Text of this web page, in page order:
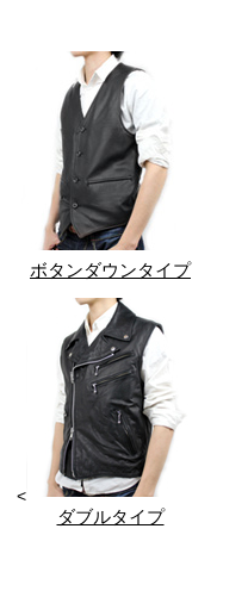
ボタンダウンタイプ
<
ダブルタイプ